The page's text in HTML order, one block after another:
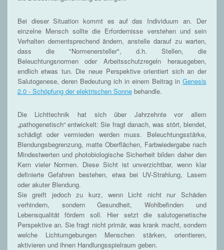
Bei dieser Situation kommt es auf das Individuum an. Der
einzelne Mensch sollte die Erfordernisse verstehen und sein
Verhalten dementsprechend ändern, anstelle darauf zu warten,
dass die "Normenersteller", d.h. Stellen, die
Beleuchtungsnormen oder Arbeitsschutzregeln herausgeben,
endlich etwas tun. Die neue Perspektive orientiert sich an der
Salutogenese, deren Bedeutung ich in einem Beitrag in Genesis
2.0 - Schöpfung der elektrischen Sonnebehandle.
Die Lichttechnik hat sich über Jahrzehnte vor allem
„pathogenetisch“ entwickelt: Sie fragt danach, was stört, blendet,
schädigt oder vermieden werden muss. Beleuchtungsstärke,
Blendungsbegrenzung, matte Oberflächen, Farbwiedergabe nach
Mindestwerten und photobiologische Sicherheit bilden daher den
Kern vieler Normen. Diese Sicht ist unverzichtbar, wenn klar
definierte Gefahren bestehen, etwa bei UV-Strahlung, Lasern
oder akuter Blendung.
Sie greift jedoch zu kurz, wenn Licht nicht nur Schäden
verhindern, sondern Gesundheit, Wohlbefinden und
Lebensqualität fördern soll. Hier setzt die salutogenetische
Perspektive an. Sie fragt nicht primär, was krank macht, sondern
welche Lichtumgebungen Menschen stärken, orientieren,
aktivieren und ihnen Handlungsspielraum geben.